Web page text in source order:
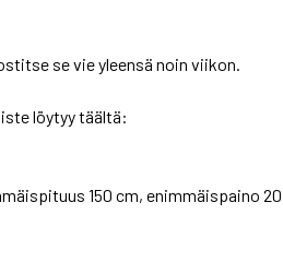
se vie yleensä noin viikon.
löytyy täältä:
150 cm, enimmäispaino